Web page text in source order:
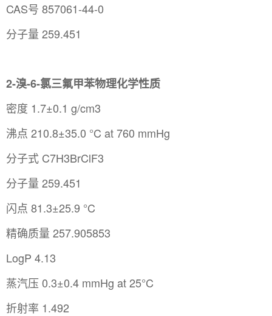
CAS号 857061-44-0
分子量 259.451
2-溴-6-氯三氟甲苯物理化学性质
密度 1.7±0.1 g/cm3
沸点 210.8±35.0 °C at 760 mmHg
分子式 C7H3BrClF3
分子量 259.451
闪点 81.3±25.9 °C
精确质量 257.905853
LogP 4.13
蒸汽压 0.3±0.4 mmHg at 25°C
折射率 1.492